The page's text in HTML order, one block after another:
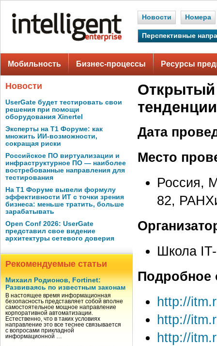
Новости Номера
Перспективные
Мобильность Бизнес-процессы Ресурсы
Новости
UserGate будет тестировать свои
решения при помощи
оборудования Xinertel
Эксперты на Т1 Форуме: как
множить ИИ-возможности,
сокращая риски
Российское ПО виртуализации и
инфраструктурное ПО — наиболее
востребованные направления для
тестирования
На Т1 Форуме вывели формулу
эффективности ИТ с точки зрения
бизнеса: меньше тратить, больше
зарабатывать
Open Conf 2026: UserGate
представил свое видение
архитектуры сетевого доверия
Рекомендуемые статьи
Михаил Родионов, Fortinet:
Развиваясь по известным законам
В настоящее время информационная
безопасность представляет собой вполне
самостоятельное мощное направление
корпоративной автоматизации.
Естественно, что в таких условиях
направление это все теснее связывается
с вопросами прикладной
информационной …
Открытый
Дата
Место
Россия,
82,
Школа
Подробное
http://
http://
http://